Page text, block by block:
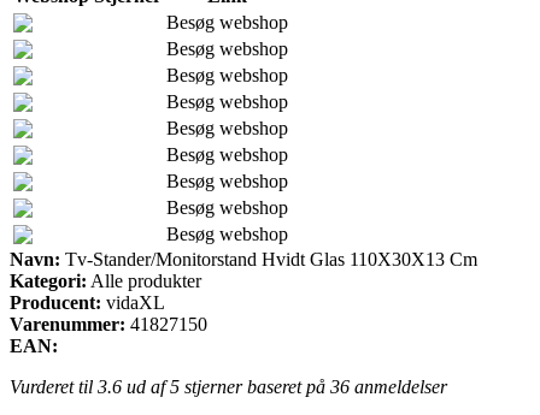
Besøg webshop
Besøg webshop
Besøg webshop
Besøg webshop
Besøg webshop
Besøg webshop
Besøg webshop
Besøg webshop
Besøg webshop
Navn: Tv-Stander/Monitorstand Hvidt Glas 110X30X13 Cm
Kategori: Alle produkter
Producent: vidaXL
Varenummer: 41827150
EAN:
Vurderet til 3.6 ud af 5 stjerner baseret på 36 anmeldelser